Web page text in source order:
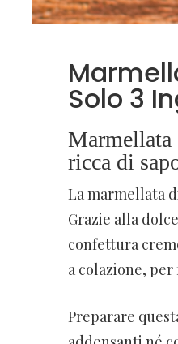
Solo 3
Marmellata
ricca di
La marmellata
Grazie alla
confettura
a colazione,
Preparare